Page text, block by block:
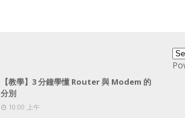
【教學】3 分鐘學懂 Router 與 Modem 的
分別
10:00 上午